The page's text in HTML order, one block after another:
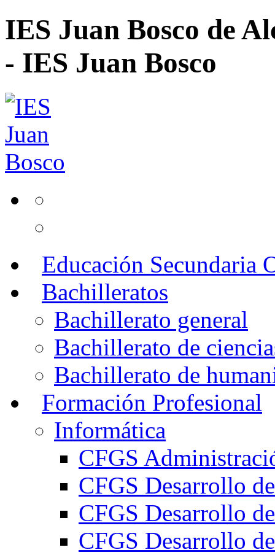
IES Juan Bosco de
- IES Juan Bosco
Educación Secundaria
Bachilleratos
Bachillerato general
Bachillerato de
Bachillerato de
Formación Profesional
Informática
CFGS
CFGS Desarrollo
CFGS Desarrollo
CFGS Desarrollo